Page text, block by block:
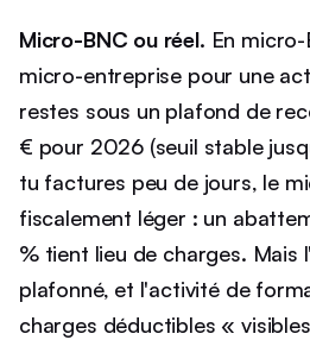
Micro-BNC ou réel. En
micro-entreprise pour une
restes sous un plafond de
€ pour 2026 (seuil stable
tu factures peu de jours, le
fiscalement léger : un
% tient lieu de charges. Mais
plafonné, et l'activité de
charges déductibles «